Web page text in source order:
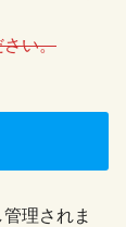
さい。
理されま